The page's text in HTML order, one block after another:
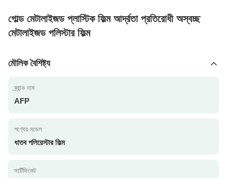
গোল্ড মেটালাইজড প্লাস্টিক ফিল্ম আর্দ্রতা প্রতিরোধী অস্বচ্ছ
মেটালাইজড পলিস্টার ফিল্ম
মৌলিক বৈশিষ্ট্য
ব্র্যান্ড নাম
AFP
পণ্যের মডেল
ধাতব পলিয়েস্টার ফিল্ম
সার্টিফিকেট